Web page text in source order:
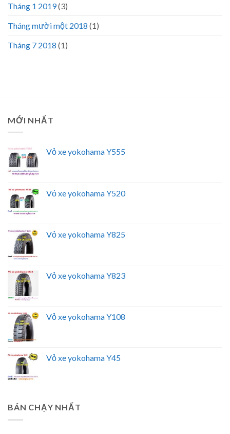
Tháng 1 2019(3)
Tháng mười một 2018 (1)
Tháng 7 2018 (1)
MỚI NHẤT
Vỏ xe yokohama Y555
Vỏ xe yokohama Y520
Vỏ xe yokohama Y825
Vỏ xe yokohama Y823
Vỏ xe yokohama Y108
Vỏ xe yokohama Y45
BÁN CHẠY NHẤT